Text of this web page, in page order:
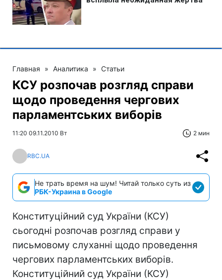
Главная » Аналитика » Статьи
КСУ розпочав розгляд справи
щодо проведення чергових
парламентських виборів
11:20 09.11.2010 Вт 2 мин
RBC.UA
Не трать время на шум! Читай только суть из
РБК-Украина в Google
Конституційний суд України (КСУ)
сьогодні розпочав розгляд справи у
письмовому слуханні щодо проведення
чергових парламентських виборів.
Конституційний суд України (КСУ)